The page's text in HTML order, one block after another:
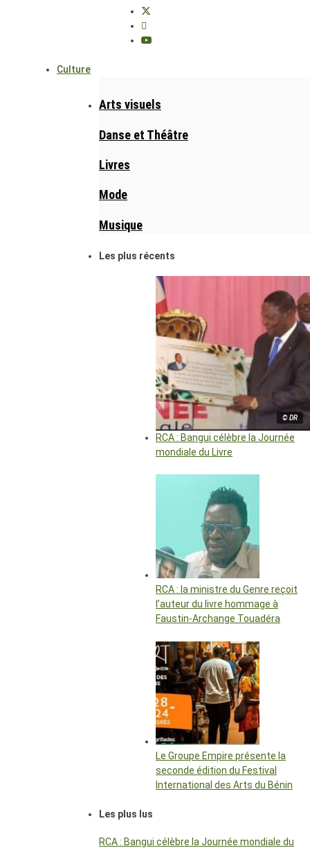
Culture
Arts visuels
Danse et Théâtre
Livres
Mode
Musique
Les plus récents
© DR
RCA : Bangui célèbre la Journée
mondiale du Livre
RCA : la ministre du Genre reçoit
l’auteur du livre hommage à
Faustin-Archange Touadéra
Le Groupe Empire présente la
seconde édition du Festival
International des Arts du Bénin
Les plus lus
RCA : Bangui célèbre la Journée mondiale du